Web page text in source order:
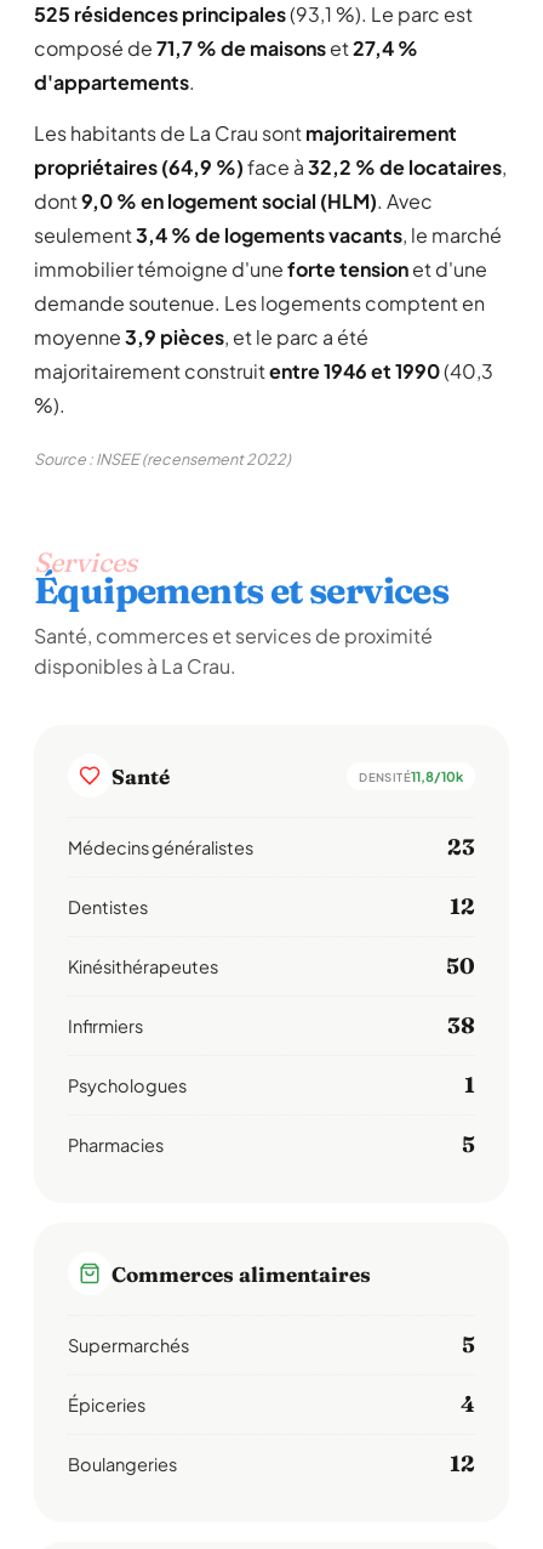
525 résidences principales(93,1 %). Le parc est
composé de71,7 % de maisonset27,4 %
d'appartements.
Les habitants de La Crau sontmajoritairement
propriétaires (64,9 %)face à32,2 % de locataires,
dont9,0 % en logement social (HLM). Avec
seulement3,4 % de logements vacants, le marché
immobilier témoigne d'uneforte tensionet d'une
demande soutenue. Les logements comptent en
moyenne3,9 pièces, et le parc a été
majoritairement construitentre 1946 et 1990(40,3
%).
Source : INSEE (recensement 2022)
Services
Équipements et services
Santé, commerces et services de proximité
disponibles à La Crau.
Santé DENSITÉ11,8/10k
Médecins généralistes 23
Dentistes 12
Kinésithérapeutes 50
Infirmiers 38
Psychologues 1
Pharmacies 5
Commerces alimentaires
Supermarchés 5
Épiceries 4
Boulangeries 12